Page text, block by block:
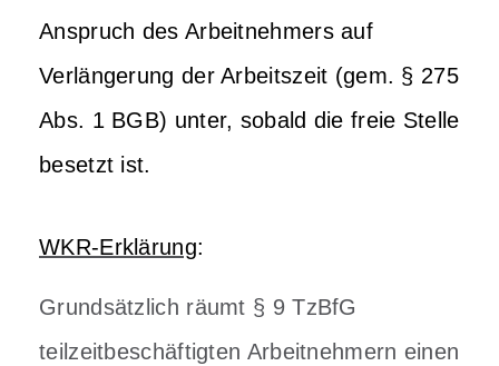
Anspruch des Arbeitnehmers auf
Verlängerung der Arbeitszeit (gem. § 275
Abs. 1 BGB) unter, sobald die freie Stelle
besetzt ist.
WKR-Erklärung:
Grundsätzlich räumt § 9 TzBfG
teilzeitbeschäftigten Arbeitnehmern einen